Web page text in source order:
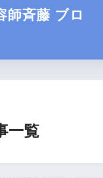
師斉藤 ブロ
一覧